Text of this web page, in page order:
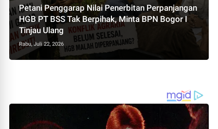
Petani Penggarap Nilai Penerbitan Perpanjangan
HGB PT BSS Tak Berpihak, Minta BPN Bogor I
Tinjau Ulang
Rabu, Juli 22, 2026